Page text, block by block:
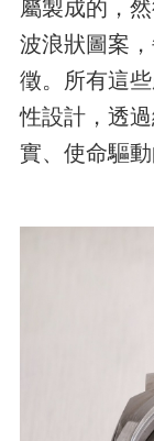
屬製成的，
波浪狀圖案
徵。所有這
性設計，透
實、使命驅動